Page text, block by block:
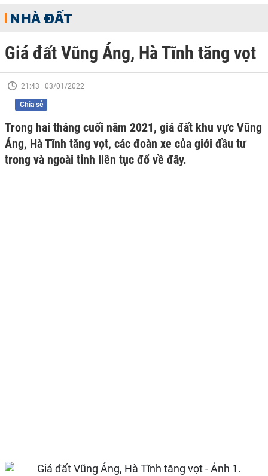
NHÀ ĐẤT
Giá đất Vũng Áng, Hà Tĩnh tăng vọt
21:43 | 03/01/2022
Chia sẻ
Trong hai tháng cuối năm 2021, giá đất khu vực Vũng
Áng, Hà Tĩnh tăng vọt, các đoàn xe của giới đầu tư
trong và ngoài tỉnh liên tục đổ về đây.